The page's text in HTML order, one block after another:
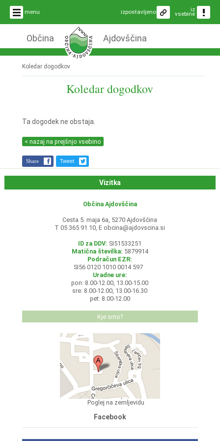
menu iz
vsebine
izpostavljeno
Občina Ajdovščina
Koledar dogodkov
Koledar dogodkov
Ta dogodek ne obstaja.
< nazaj na prejšnjo vsebino
Share Tweet
Vizitka
Občina Ajdovščina
Cesta 5. maja 6a, 5270 Ajdovščina
T 05 365 91 10, E obcina@ajdovscina.si
ID za DDV: SI51533251
Matična številka: 5879914
Podračun EZR:
SI56 0120 1010 0014 597
Uradne ure:
pon: 8.00-12.00, 13.00-15.00
sre: 8.00-12.00, 13.00-16.30
pet: 8.00-12.00
Kje smo?
Poglej na zemljevidu
Facebook